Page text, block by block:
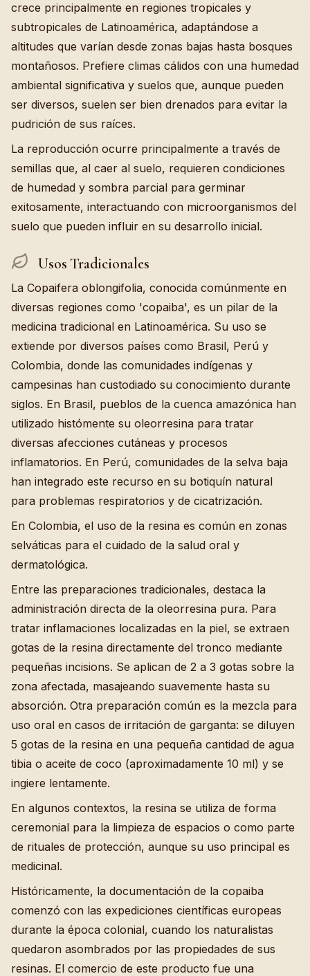
crece principalmente en regiones tropicales y
subtropicales de Latinoamérica, adaptándose a
altitudes que varían desde zonas bajas hasta bosques
montañosos. Prefiere climas cálidos con una humedad
ambiental significativa y suelos que, aunque pueden
ser diversos, suelen ser bien drenados para evitar la
pudrición de sus raíces.
La reproducción ocurre principalmente a través de
semillas que, al caer al suelo, requieren condiciones
de humedad y sombra parcial para germinar
exitosamente, interactuando con microorganismos del
suelo que pueden influir en su desarrollo inicial.
Usos Tradicionales
La Copaifera oblongifolia, conocida comúnmente en
diversas regiones como 'copaiba', es un pilar de la
medicina tradicional en Latinoamérica. Su uso se
extiende por diversos países como Brasil, Perú y
Colombia, donde las comunidades indígenas y
campesinas han custodiado su conocimiento durante
siglos. En Brasil, pueblos de la cuenca amazónica han
utilizado histómente su oleorresina para tratar
diversas afecciones cutáneas y procesos
inflamatorios. En Perú, comunidades de la selva baja
han integrado este recurso en su botiquín natural
para problemas respiratorios y de cicatrización.
En Colombia, el uso de la resina es común en zonas
selváticas para el cuidado de la salud oral y
dermatológica.
Entre las preparaciones tradicionales, destaca la
administración directa de la oleorresina pura. Para
tratar inflamaciones localizadas en la piel, se extraen
gotas de la resina directamente del tronco mediante
pequeñas incisions. Se aplican de 2 a 3 gotas sobre la
zona afectada, masajeando suavemente hasta su
absorción. Otra preparación común es la mezcla para
uso oral en casos de irritación de garganta: se diluyen
5 gotas de la resina en una pequeña cantidad de agua
tibia o aceite de coco (aproximadamente 10 ml) y se
ingiere lentamente.
En algunos contextos, la resina se utiliza de forma
ceremonial para la limpieza de espacios o como parte
de rituales de protección, aunque su uso principal es
medicinal.
Históricamente, la documentación de la copaiba
comenzó con las expediciones científicas europeas
durante la época colonial, cuando los naturalistas
quedaron asombrados por las propiedades de sus
resinas. El comercio de este producto fue una